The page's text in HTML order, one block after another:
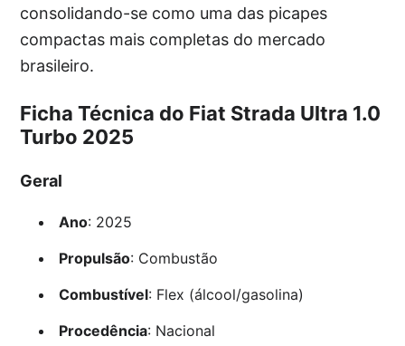
consolidando-se como uma das picapes
compactas mais completas do mercado
brasileiro.
Ficha Técnica do Fiat Strada Ultra 1.0
Turbo 2025
Geral
Ano: 2025
Propulsão: Combustão
Combustível: Flex (álcool/gasolina)
Procedência: Nacional